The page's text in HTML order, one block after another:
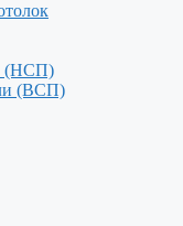
(НСП)
(ВСП)